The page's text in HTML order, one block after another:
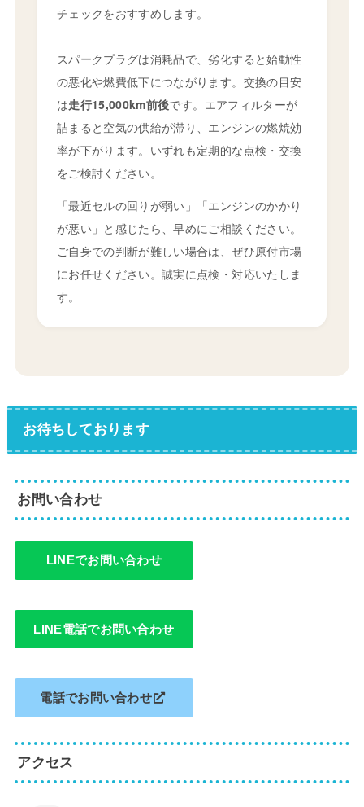
チェックをおすすめします。
スパークプラグは消耗品で、劣化すると始動性
の悪化や燃費低下につながります。交換の目安
は走行15,000km前後です。エアフィルターが
詰まると空気の供給が滞り、エンジンの燃焼効
率が下がります。いずれも定期的な点検・交換
をご検討ください。
「最近セルの回りが弱い」「エンジンのかかり
が悪い」と感じたら、早めにご相談ください。
ご自身での判断が難しい場合は、ぜひ原付市場
にお任せください。誠実に点検・対応いたしま
す。
お待ちしております
お問い合わせ
LINEでお問い合わせ
LINE電話でお問い合わせ
電話でお問い合わせ
アクセス